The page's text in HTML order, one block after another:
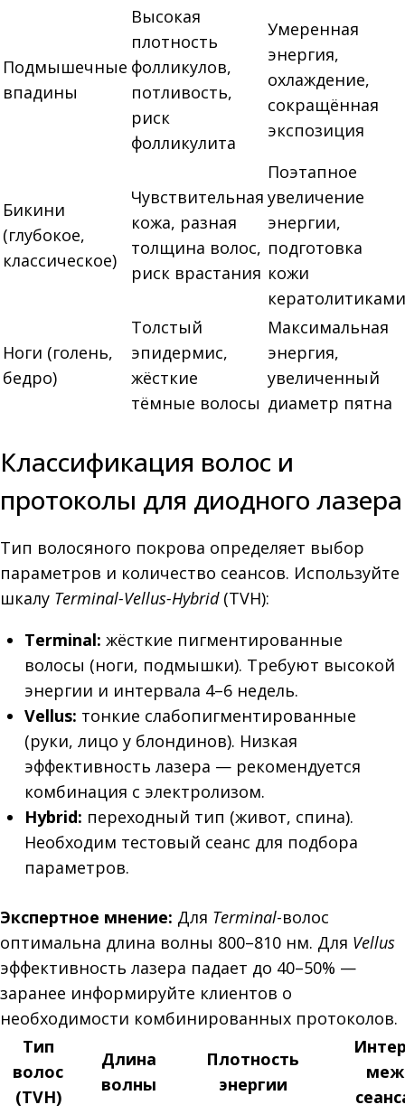
Подмышечные
впадины
Высокая
плотность
фолликулов,
потливость,
риск
фолликулита
Умеренная
энергия,
охлаждение,
сокращённая
экспозиция
Бикини
(глубокое,
классическое)
Чувствительная
кожа, разная
толщина волос,
риск врастания
Поэтапное
увеличение
энергии,
подготовка
кожи
кератолитиками
Ноги (голень,
бедро)
Толстый
эпидермис,
жёсткие
тёмные волосы
Максимальная
энергия,
увеличенный
диаметр пятна
Классификация волос и
протоколы для диодного лазера
Тип волосяного покрова определяет выбор
параметров и количество сеансов. Используйте
шкалу Terminal-Vellus-Hybrid(TVH):
Terminal: жёсткие пигментированные
волосы (ноги, подмышки). Требуют высокой
энергии и интервала 4–6 недель.
Vellus: тонкие слабопигментированные
(руки, лицо у блондинов). Низкая
эффективность лазера — рекомендуется
комбинация с электролизом.
Hybrid: переходный тип (живот, спина).
Необходим тестовый сеанс для подбора
параметров.
Экспертное мнение: Для Terminal-волос
оптимальна длина волны 800–810 нм. Для Vellus
эффективность лазера падает до 40–50% —
заранее информируйте клиентов о
необходимости комбинированных протоколов.
Тип
волос
(TVH)
Длина
волны
Плотность
энергии